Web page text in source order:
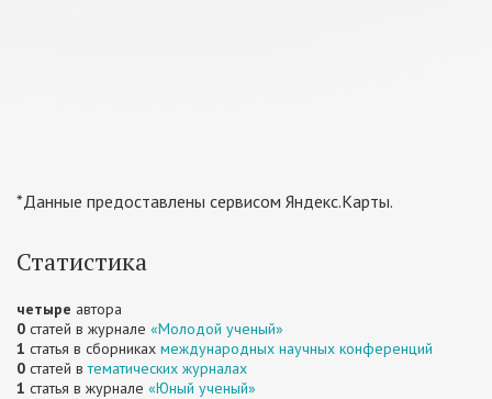
*Данные предоставлены сервисом Яндекс.Карты.
Статистика
четыре автора
0 статей в журнале «Молодой ученый»
1 статья в сборниках международных научных конференций
0 статей втематических журналах
1 статья в журнале «Юный ученый»